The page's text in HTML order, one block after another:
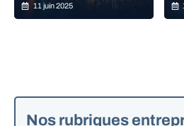
11 juin 2025
Nos rubriques